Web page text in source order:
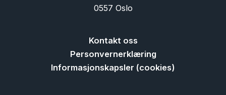
0557 Oslo
Kontakt oss
Personvernerklæring
Informasjonskapsler (cookies)